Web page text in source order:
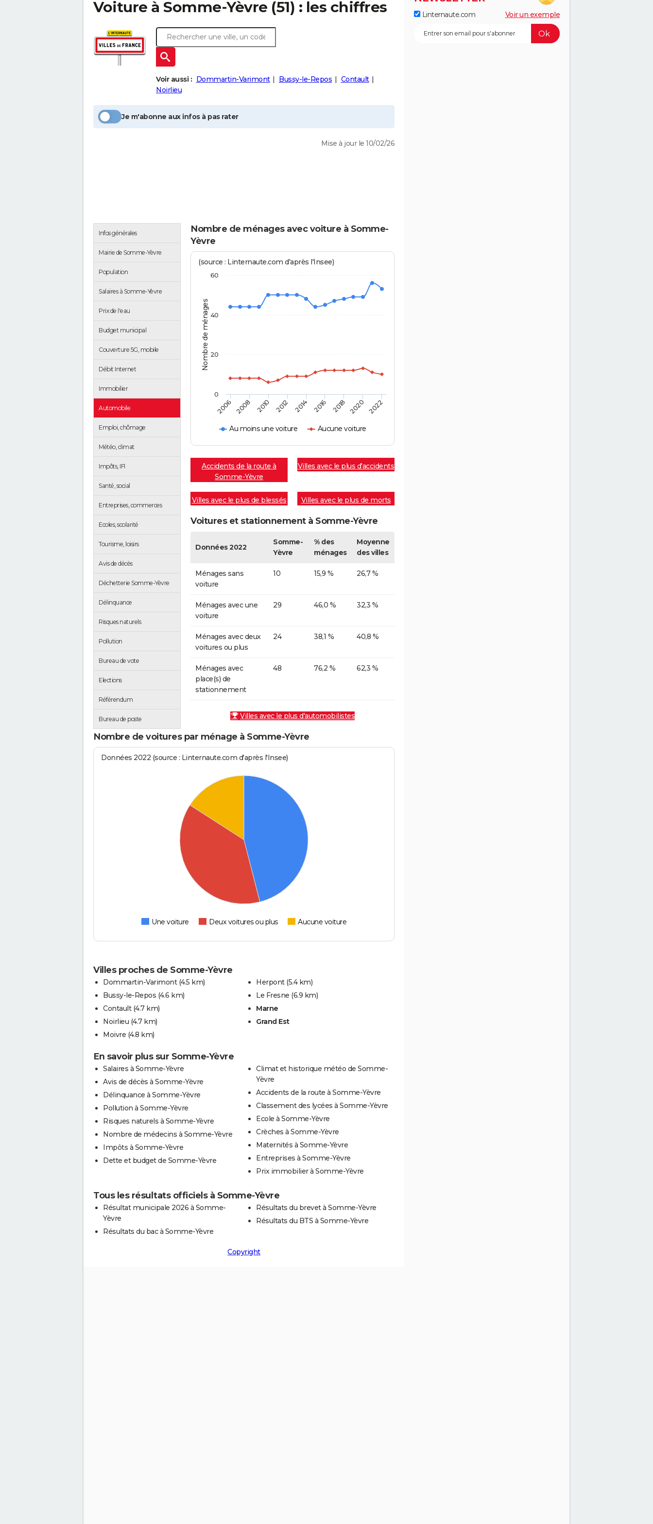
Voiture à Somme-Yèvre (51) : les chiffres
Voir aussi : Dommartin-Varimont Bussy-le-Repos
Contault
Noirlieu
Je m'abonne aux infos à pas rater
Mise à jour le 10/02/26
Infos générales
Mairie de Somme-Yèvre
Population
Salaires à Somme-Yèvre
Prix de l'eau
Budget municipal
Couverture 5G, mobile
Débit Internet
Immobilier
Automobile
Emploi, chômage
Météo, climat
Impôts, IFI
Santé, social
Entreprises, commerces
Ecoles, scolarité
Tourisme, loisirs
Avis de décès
Déchetterie Somme-Yèvre
Délinquance
Risques naturels
Pollution
Bureau de vote
Elections
Référendum
Bureau de poste
Nombre de ménages avec voiture à Somme-
Yèvre
Nombre de ménages
(source : Linternaute.com d'après l'Insee)
Au moins une voiture Aucune voiture
2006 2008 2010 2012 2014 2016 2018 2020 2022
0
20
40
60
Accidents de la route à
Somme-Yèvre
Villes avec le plus d'accidents
Villes avec le plus de blessés Villes avec le plus de morts
Voitures et stationnement à Somme-Yèvre
Données 2022
Somme-
Yèvre
% des
ménages
Moyenne
des villes
Ménages sans
voiture
10 15,9 % 26,7 %
Ménages avec une
voiture
29 46,0 % 32,3 %
Ménages avec deux
voitures ou plus
24 38,1 % 40,8 %
Ménages avec
place(s) de
stationnement
48 76,2 % 62,3 %
Villes avec le plus d'automobilistes
Nombre de voitures par ménage à Somme-Yèvre
Données 2022 (source : Linternaute.com d'après l'Insee)
Une voiture Deux voitures ou plus Aucune voiture
Villes proches de Somme-Yèvre
Dommartin-Varimont (4.5 km)
Bussy-le-Repos (4.6 km)
Contault (4.7 km)
Noirlieu (4.7 km)
Moivre (4.8 km)
Herpont (5.4 km)
Le Fresne (6.9 km)
Marne
Grand Est
En savoir plus sur Somme-Yèvre
Salaires à Somme-Yèvre
Avis de décès à Somme-Yèvre
Délinquance à Somme-Yèvre
Pollution à Somme-Yèvre
Risques naturels à Somme-Yèvre
Nombre de médecins à Somme-Yèvre
Impôts à Somme-Yèvre
Dette et budget de Somme-Yèvre
Climat et historique météo de Somme-
Yèvre
Accidents de la route à Somme-Yèvre
Classement des lycées à Somme-Yèvre
Ecole à Somme-Yèvre
Crèches à Somme-Yèvre
Maternités à Somme-Yèvre
Entreprises à Somme-Yèvre
Prix immobilier à Somme-Yèvre
Tous les résultats officiels à Somme-Yèvre
Résultat municipale 2026 à Somme-
Yèvre
Résultats du bac à Somme-Yèvre
Résultats du brevet à Somme-Yèvre
Résultats du BTS à Somme-Yèvre
Copyright
Linternaute.com Voir un exemple